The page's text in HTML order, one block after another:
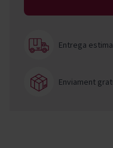
Entrega
Enviament